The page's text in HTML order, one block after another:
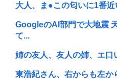
大人、ま●この匂いに1番
GoogleのAI部門で大地震
て...
姉の友人、友人の姉、エ口
東浩紀さん、右からも左